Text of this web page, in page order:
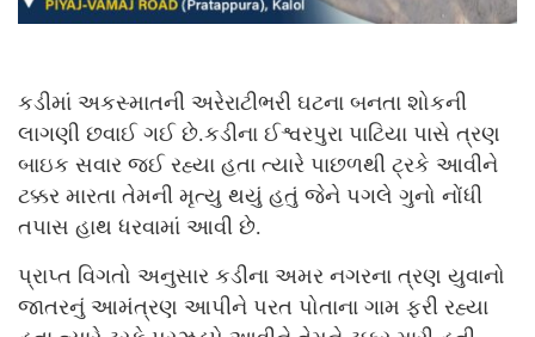
કડીમાં અકસ્માતની અરેરાટીભરી ઘટના બનતા શોકની
લાગણી છવાઈ ગઈ છે.કડીના ઈશ્વરપુરા પાટિયા પાસે ત્રણ
બાઇક સવાર જઈ રહ્યા હતા ત્યારે પાછળથી ટ્રકે આવીને
ટક્કર મારતા તેમની મૃત્યુ થયું હતું જેને પગલે ગુનો નોંધી
તપાસ હાથ ધરવામાં આવી છે.
પ્રાપ્ત વિગતો અનુસાર કડીના અમર નગરના ત્રણ યુવાનો
જાતરનું આમંત્રણ આપીને પરત પોતાના ગામ ફરી રહ્યા